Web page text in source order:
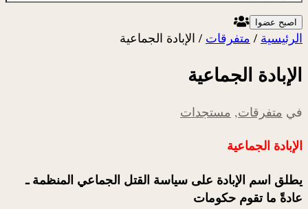
اصبح عضوا
الرئيسية / متفرقات / الإبادة الجماعية
الإبادة الجماعية
في متفرقات, مستجدات
الإبادة الجماعية
يطلق اسم الإبادة على سياسة القتل الجماعي المنظمة ـ
عادةً ما تقوم حكومات